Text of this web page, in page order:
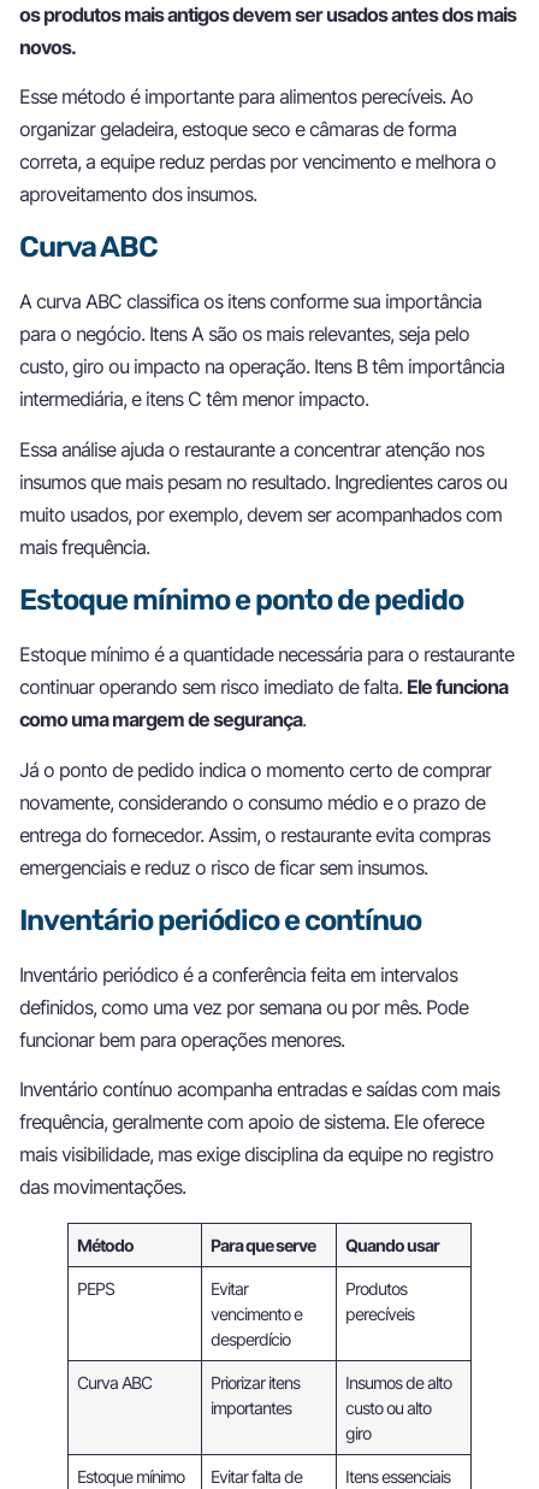
os produtos mais antigos devem ser usados antes dos mais
novos.
Esse método é importante para alimentos perecíveis. Ao
organizar geladeira, estoque seco e câmaras de forma
correta, a equipe reduz perdas por vencimento e melhora o
aproveitamento dos insumos.
Curva ABC
A curva ABC classifica os itens conforme sua importância
para o negócio. Itens A são os mais relevantes, seja pelo
custo, giro ou impacto na operação. Itens B têm importância
intermediária, e itens C têm menor impacto.
Essa análise ajuda o restaurante a concentrar atenção nos
insumos que mais pesam no resultado. Ingredientes caros ou
muito usados, por exemplo, devem ser acompanhados com
mais frequência.
Estoque mínimo e ponto de pedido
Estoque mínimo é a quantidade necessária para o restaurante
continuar operando sem risco imediato de falta. Ele funciona
como uma margem de segurança.
Já o ponto de pedido indica o momento certo de comprar
novamente, considerando o consumo médio e o prazo de
entrega do fornecedor. Assim, o restaurante evita compras
emergenciais e reduz o risco de ficar sem insumos.
Inventário periódico e contínuo
Inventário periódico é a conferência feita em intervalos
definidos, como uma vez por semana ou por mês. Pode
funcionar bem para operações menores.
Inventário contínuo acompanha entradas e saídas com mais
frequência, geralmente com apoio de sistema. Ele oferece
mais visibilidade, mas exige disciplina da equipe no registro
das movimentações.
Método Para que serve Quando usar
PEPS
Evitar
vencimento e
desperdício
Produtos
perecíveis
Curva ABC
Priorizar itens
importantes
Insumos de alto
custo ou alto
giro
Estoque mínimo
Evitar falta de
Itens essenciais